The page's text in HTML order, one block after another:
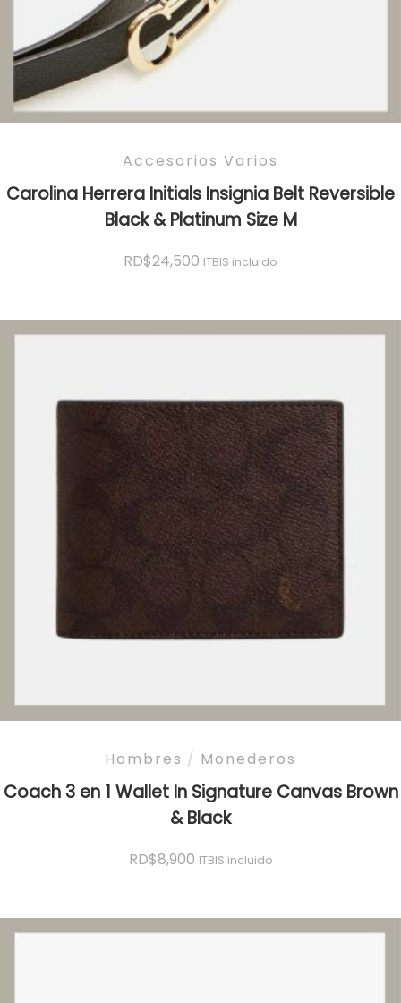
Accesorios Varios
Carolina Herrera Initials Insignia Belt Reversible
Black & Platinum Size M
RD$24,500 ITBIS incluido
Hombres / Monederos
Coach 3 en 1 Wallet In Signature Canvas Brown
& Black
RD$8,900 ITBIS incluido